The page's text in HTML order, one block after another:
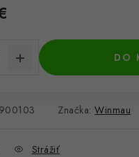
DO
Značka: Winmau
Strážiť